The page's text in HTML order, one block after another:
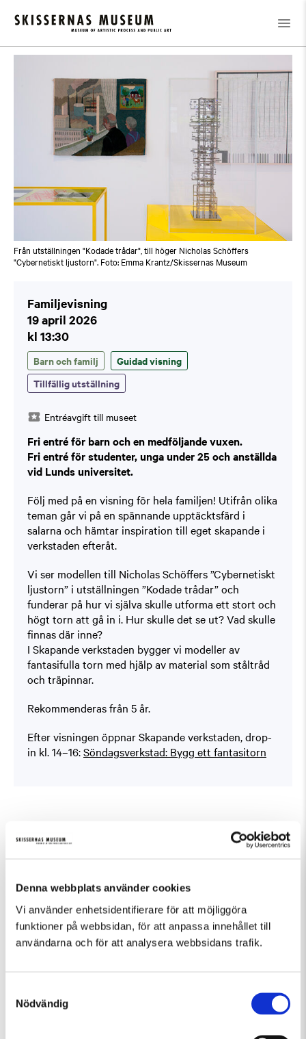
Denna webbplats använder cookies
Vi använder enhetsidentifierare för att möjliggöra
funktioner på webbsidan, för att anpassa innehållet till
användarna och för att analysera webbsidans trafik.
Nödvändig
Kalender / Familjevisning
Från utställningen "Kodade trådar", till höger Nicholas Schöffers
"Cybernetiskt ljustorn". Foto: Emma Krantz/Skissernas Museum
Familjevisning
19 april 2026
kl 13:30
Barn och familj
Guidad visning
Tillfällig utställning
Entréavgift till museet
Fri entré för barn och en medföljande vuxen.
Fri entré för studenter, unga under 25 och anställda
vid Lunds universitet.
Följ med på en visning för hela familjen! Utifrån olika
teman går vi på en spännande upptäcktsfärd i
salarna och hämtar inspiration till eget skapande i
verkstaden efteråt.
Vi ser modellen till Nicholas Schöffers ”Cybernetiskt
ljustorn” i utställningen ”Kodade trådar” och
funderar på hur vi själva skulle utforma ett stort och
högt torn att gå in i. Hur skulle det se ut? Vad skulle
finnas där inne?
I Skapande verkstaden bygger vi modeller av
fantasifulla torn med hjälp av material som ståltråd
och träpinnar.
Rekommenderas från 5 år.
Efter visningen öppnar Skapande verkstaden, drop-
in kl. 14–16:Söndagsverkstad: Bygg ett fantasitorn
Fler evenemang som passar Barn och familj,